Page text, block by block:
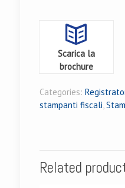
Scarica la
brochure
Categories:
stampanti fiscali,
Related